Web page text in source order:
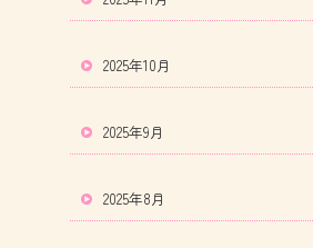
2025年10月
2025年9月
2025年8月